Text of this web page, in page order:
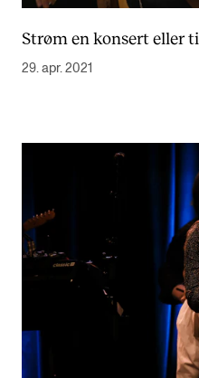
Strøm en konsert eller ti
29. apr. 2021